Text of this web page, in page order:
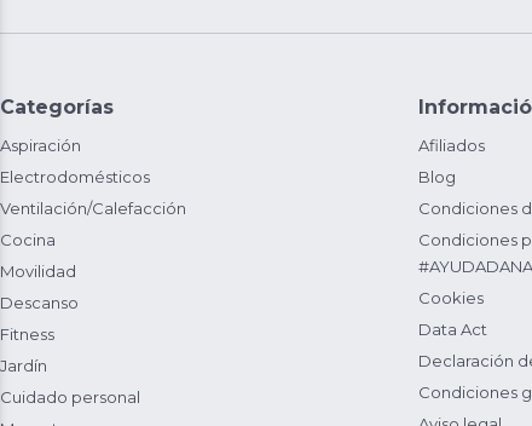
Categorías
Aspiración
Electrodomésticos
Ventilación/Calefacción
Cocina
Movilidad
Descanso
Fitness
Jardín
Cuidado personal
Afiliados
Blog
Condiciones
Condiciones
Cookies
Data Act
Declaración
Condiciones